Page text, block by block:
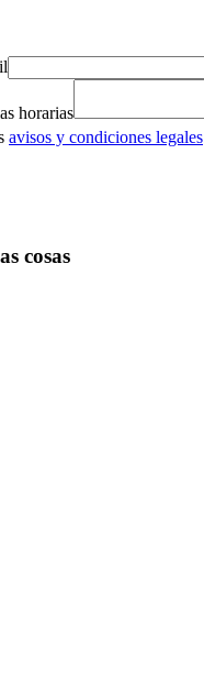
horarias
avisos y condiciones legales
cosas